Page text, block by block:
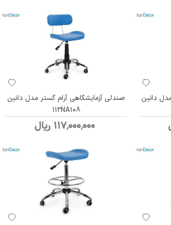
دانین
صندلی آزمایشگاهی آرام گستر مدل دانین
112NA108
117٬000٬000 ریال